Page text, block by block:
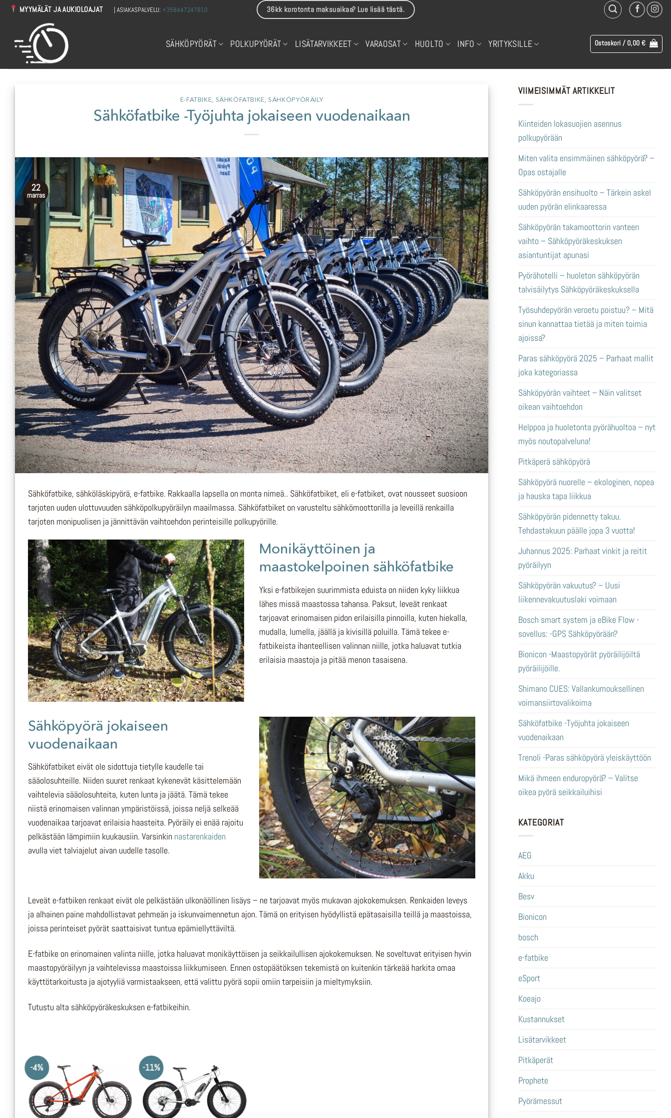
Skip
MYYMÄLÄT JA AUKIOLOAJAT | ASIAKASPALVELU:+358447247810 36kk korotonta maksuaikaa? Lue lisää tästä.
SÄHKÖPYÖRÄT POLKUPYÖRÄT LISÄTARVIKKEET VARAOSAT HUOLTO INFO YRITYKSILLE Ostoskori / 0,00 €
E-FATBIKE, SÄHKÖFATBIKE,SÄHKÖPYÖRÄILY
Sähköfatbike -Työjuhta jokaiseen vuodenaikaan
22
marras
Sähköfatbike, sähköläskipyörä, e-fatbike. Rakkaalla lapsella on monta nimeä.. Sähköfatbiket, eli e-fatbiket, ovat nousseet suosioon
tarjoten uuden ulottuvuuden sähköpolkupyöräilyn maailmassa. Sähköfatbiket on varusteltu sähkömoottorilla ja leveillä renkailla
tarjoten monipuolisen ja jännittävän vaihtoehdon perinteisille polkupyörille.
Monikäyttöinen ja
maastokelpoinen sähköfatbike
Yksi e-fatbikejen suurimmista eduista on niiden kyky liikkua
lähes missä maastossa tahansa. Paksut, leveät renkaat
tarjoavat erinomaisen pidon erilaisilla pinnoilla, kuten hiekalla,
mudalla, lumella, jäällä ja kivisillä poluilla. Tämä tekee e-
fatbikeista ihanteellisen valinnan niille, jotka haluavat tutkia
erilaisia maastoja ja pitää menon tasaisena.
Sähköpyörä jokaiseen
vuodenaikaan
Sähköfatbiket eivät ole sidottuja tietylle kaudelle tai
sääolosuhteille. Niiden suuret renkaat kykenevät käsittelemään
vaihtelevia sääolosuhteita, kuten lunta ja jäätä. Tämä tekee
niistä erinomaisen valinnan ympäristöissä, joissa neljä selkeää
vuodenaikaa tarjoavat erilaisia haasteita. Pyöräily ei enää rajoitu
pelkästään lämpimiin kuukausiin. Varsinkin nastarenkaiden
avulla viet talviajelut aivan uudelle tasolle.
Leveät e-fatbiken renkaat eivät ole pelkästään ulkonäöllinen lisäys – ne tarjoavat myös mukavan ajokokemuksen. Renkaiden leveys
ja alhainen paine mahdollistavat pehmeän ja iskunvaimennetun ajon. Tämä on erityisen hyödyllistä epätasaisilla teillä ja maastoissa,
joissa perinteiset pyörät saattaisivat tuntua epämiellyttäviltä.
E-fatbike on erinomainen valinta niille, jotka haluavat monikäyttöisen ja seikkailullisen ajokokemuksen. Ne soveltuvat erityisen hyvin
maastopyöräilyyn ja vaihtelevissa maastoissa liikkumiseen. Ennen ostopäätöksen tekemistä on kuitenkin tärkeää harkita omaa
käyttötarkoitusta ja ajotyyliä varmistaakseen, että valittu pyörä sopii omiin tarpeisiin ja mieltymyksiin.
Tutustu alta sähköpyöräkeskuksen e-fatbikeihin.
-4% -11%
VIIMEISIMMÄT ARTIKKELIT
Kiinteiden lokasuojien asennus
polkupyörään
Miten valita ensimmäinen sähköpyörä? –
Opas ostajalle
Sähköpyörän ensihuolto – Tärkein askel
uuden pyörän elinkaaressa
Sähköpyörän takamoottorin vanteen
vaihto – Sähköpyöräkeskuksen
asiantuntijat apunasi
Pyörähotelli – huoleton sähköpyörän
talvisäilytys Sähköpyöräkeskuksella
Työsuhdepyörän veroetu poistuu? – Mitä
sinun kannattaa tietää ja miten toimia
ajoissa?
Paras sähköpyörä 2025 – Parhaat mallit
joka kategoriassa
Sähköpyörän vaihteet – Näin valitset
oikean vaihtoehdon
Helppoa ja huoletonta pyörähuoltoa – nyt
myös noutopalveluna!
Pitkäperä sähköpyörä
Sähköpyörä nuorelle – ekologinen, nopea
ja hauska tapa liikkua
Sähköpyörän pidennetty takuu.
Tehdastakuun päälle jopa 3 vuotta!
Juhannus 2025: Parhaat vinkit ja reitit
pyöräilyyn
Sähköpyörän vakuutus? – Uusi
liikennevakuutuslaki voimaan
Bosch smart system ja eBike Flow -
sovellus: -GPS Sähköpyörään?
Bionicon -Maastopyörät pyöräilijöiltä
pyöräilijöille.
Shimano CUES: Vallankumouksellinen
voimansiirtovalikoima
Sähköfatbike -Työjuhta jokaiseen
vuodenaikaan
Trenoli -Paras sähköpyörä yleiskäyttöön
Mikä ihmeen enduropyörä? – Valitse
oikea pyörä seikkailuihisi
KATEGORIAT
AEG
Akku
Besv
Bionicon
bosch
e-fatbike
eSport
Koeajo
Kustannukset
Lisätarvikkeet
Pitkäperät
Prophete
Pyörämessut